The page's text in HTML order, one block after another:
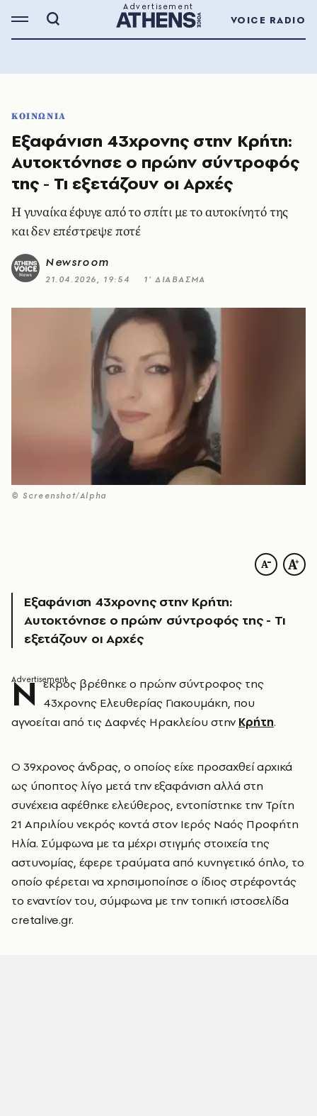
VOICE RADIO
ΚΟΙΝΩΝΙΑ
Εξαφάνιση 43χρονης στην Κρήτη:
Αυτοκτόνησε ο πρώην σύντροφός
της - Τι εξετάζουν οι Αρχές
Η γυναίκα έφυγε από το σπίτι με το αυτοκίνητό της
και δεν επέστρεψε ποτέ
Newsroom
21.04.2026, 19:54 1’ ΔΙΑΒΑΣΜΑ
© Screenshot/Alpha
Εξαφάνιση 43χρονης στην Κρήτη:
Αυτοκτόνησε ο πρώην σύντροφός της - Τι
εξετάζουν οι Αρχές
Ν εκρός βρέθηκε ο πρώην σύντροφος της
43χρονης Ελευθερίας Γιακουμάκη, που
αγνοείται από τις Δαφνές Ηρακλείου στην Κρήτη.
Ο 39χρονος άνδρας, ο οποίος είχε προσαχθεί αρχικά
ως ύποπτος λίγο μετά την εξαφάνιση αλλά στη
συνέχεια αφέθηκε ελεύθερος, εντοπίστηκε την Τρίτη
21 Απριλίου νεκρός κοντά στον Ιερός Ναός Προφήτη
Ηλία. Σύμφωνα με τα μέχρι στιγμής στοιχεία της
αστυνομίας, έφερε τραύματα από κυνηγετικό όπλο, το
οποίο φέρεται να χρησιμοποίησε ο ίδιος στρέφοντάς
το εναντίον του, σύμφωνα με την τοπική ιστοσελίδα
cretalive.gr.